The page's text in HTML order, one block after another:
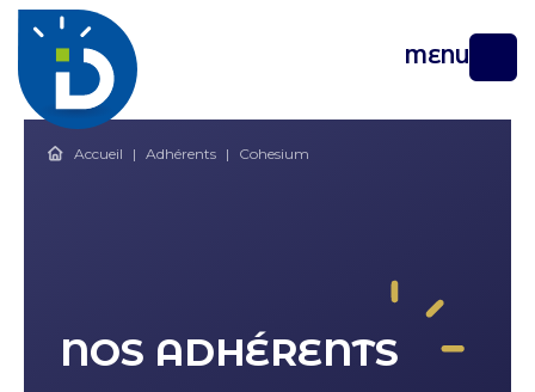
MENU
Accueil | Adhérents | Cohesium
NOS ADHÉRENTS